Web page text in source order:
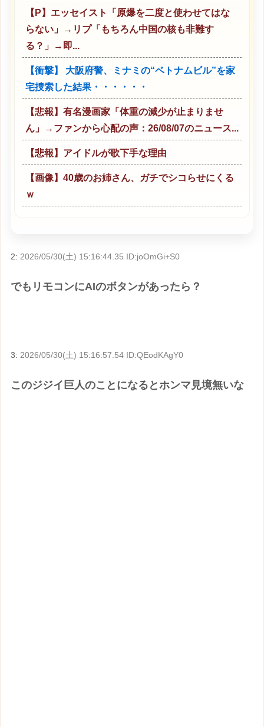
【P】エッセイスト「原爆を二度と使わせてはな
らない」→リプ「もちろん中国の核も非難す
る？」→即...
【衝撃】 大阪府警、ミナミの“ベトナムビル”を家
宅捜索した結果・・・・・・
【悲報】有名漫画家「体重の減少が止まりませ
ん」→ファンから心配の声：26/08/07のニュース...
【悲報】アイドルが歌下手な理由
【画像】40歳のお姉さん、ガチでシコらせにくる
ｗ
2: 2026/05/30(土) 15:16:44.35 ID:joOmGi+S0
でもリモコンにAIのボタンがあったら？
3: 2026/05/30(土) 15:16:57.54 ID:QEodKAgY0
このジジイ巨人のことになるとホンマ見境無いな